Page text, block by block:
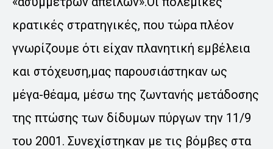
κρατικές στρατηγικές, που τώρα πλέον
γνωρίζουμε ότι είχαν πλανητική εμβέλεια
και στόχευση,μας παρουσιάστηκαν ως
μέγα-θέαμα, μέσω της ζωντανής μετάδοσης
της πτώσης των δίδυμων πύργων την 11/9
του 2001. Συνεχίστηκαν με τις βόμβες στα